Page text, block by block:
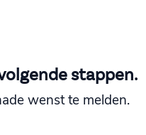
stappen.
wenst te melden.